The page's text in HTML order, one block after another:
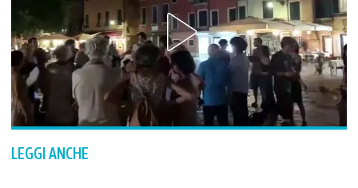
LEGGI ANCHE